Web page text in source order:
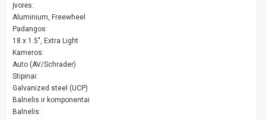
Įvorės:
Aluminium, Freewheel
Padangos:
18 x 1.5", Extra Light
Kameros:
Auto (AV/Schrader)
Stipinai:
Galvanized steel (UCP)
Balnelis ir komponentai
Balnelis: